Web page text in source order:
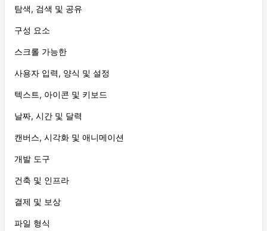
탐색, 검색 및 공유
구성 요소
스크롤 가능한
사용자 입력, 양식 및 설정
텍스트, 아이콘 및 키보드
날짜, 시간 및 달력
캔버스, 시각화 및 애니메이션
개발 도구
건축 및 인프라
결제 및 보상
파일 형식